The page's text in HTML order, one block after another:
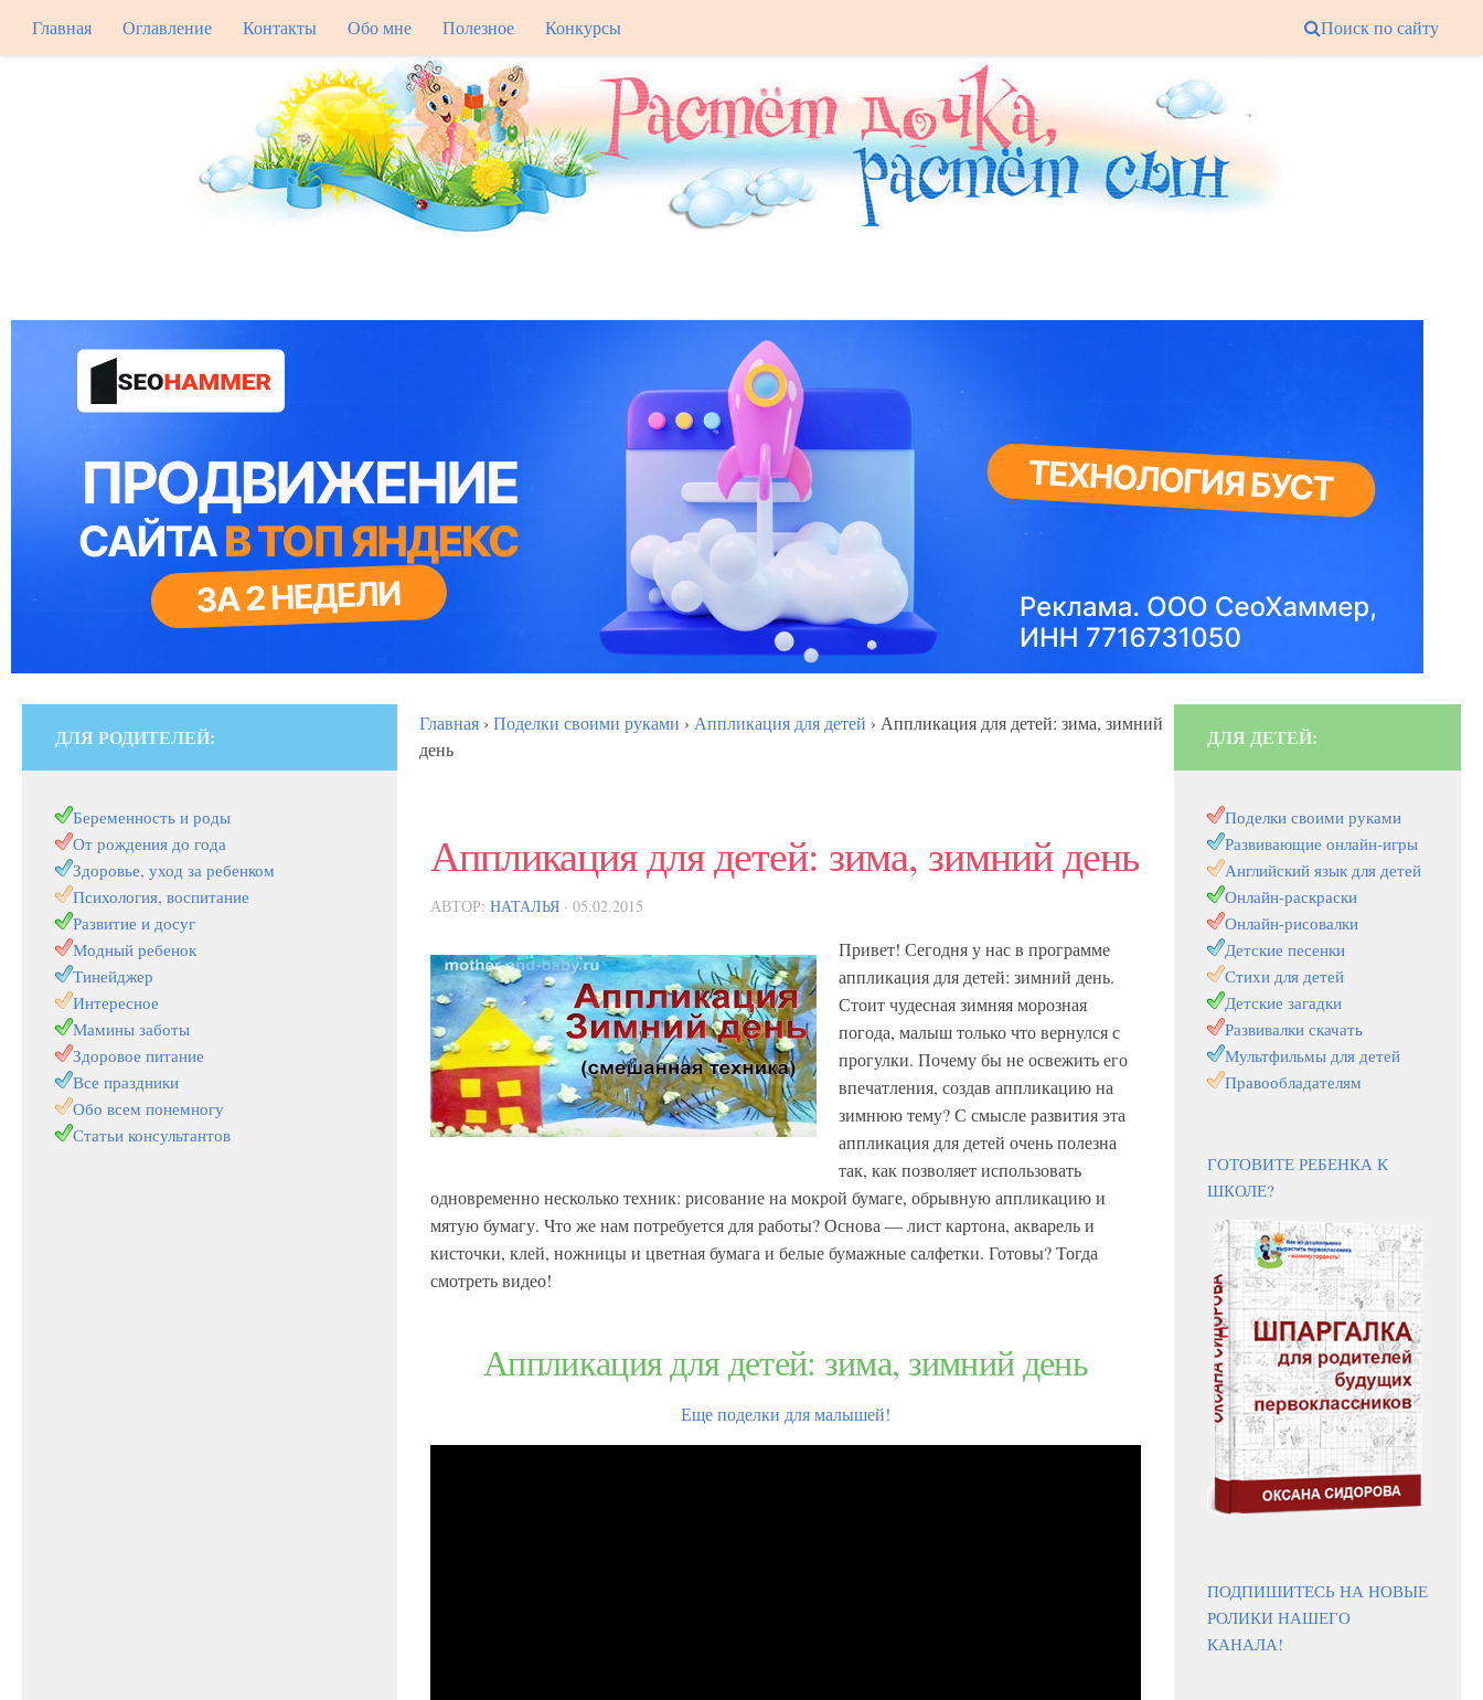
Главная Оглавление Контакты Обо мне Полезное Конкурсы Поиск по сайту
Главная › Поделки своими руками › Аппликация для детей › Аппликация для детей: зима, зимний
день
Аппликация для детей: зима, зимний день
АВТОР: НАТАЛЬЯ · 05.02.2015
Привет! Сегодня у нас в программе
аппликация для детей: зимний день.
Стоит чудесная зимняя морозная
погода, малыш только что вернулся с
прогулки. Почему бы не освежить его
впечатления, создав аппликацию на
зимнюю тему? С смысле развития эта
аппликация для детей очень полезна
так, как позволяет использовать
одновременно несколько техник: рисование на мокрой бумаге, обрывную аппликацию и
мятую бумагу. Что же нам потребуется для работы? Основа — лист картона, акварель и
кисточки, клей, ножницы и цветная бумага и белые бумажные салфетки. Готовы? Тогда
смотреть видео!
Аппликация для детей: зима, зимний день
Еще поделки для малышей!
ДЛЯ РОДИТЕЛЕЙ:
Беременность и роды
От рождения до года
Здоровье, уход за ребенком
Психология, воспитание
Развитие и досуг
Модный ребенок
Тинейджер
Интересное
Мамины заботы
Здоровое питание
Все праздники
Обо всем понемногу
Статьи консультантов
ДЛЯ ДЕТЕЙ:
Поделки своими руками
Развивающие онлайн-игры
Английский язык для детей
Онлайн-раскраски
Онлайн-рисовалки
Детские песенки
Стихи для детей
Детские загадки
Развивалки скачать
Мультфильмы для детей
Правообладателям
ГОТОВИТЕ РЕБЕНКА К
ШКОЛЕ?
ПОДПИШИТЕСЬ НА НОВЫЕ
РОЛИКИ НАШЕГО
КАНАЛА!